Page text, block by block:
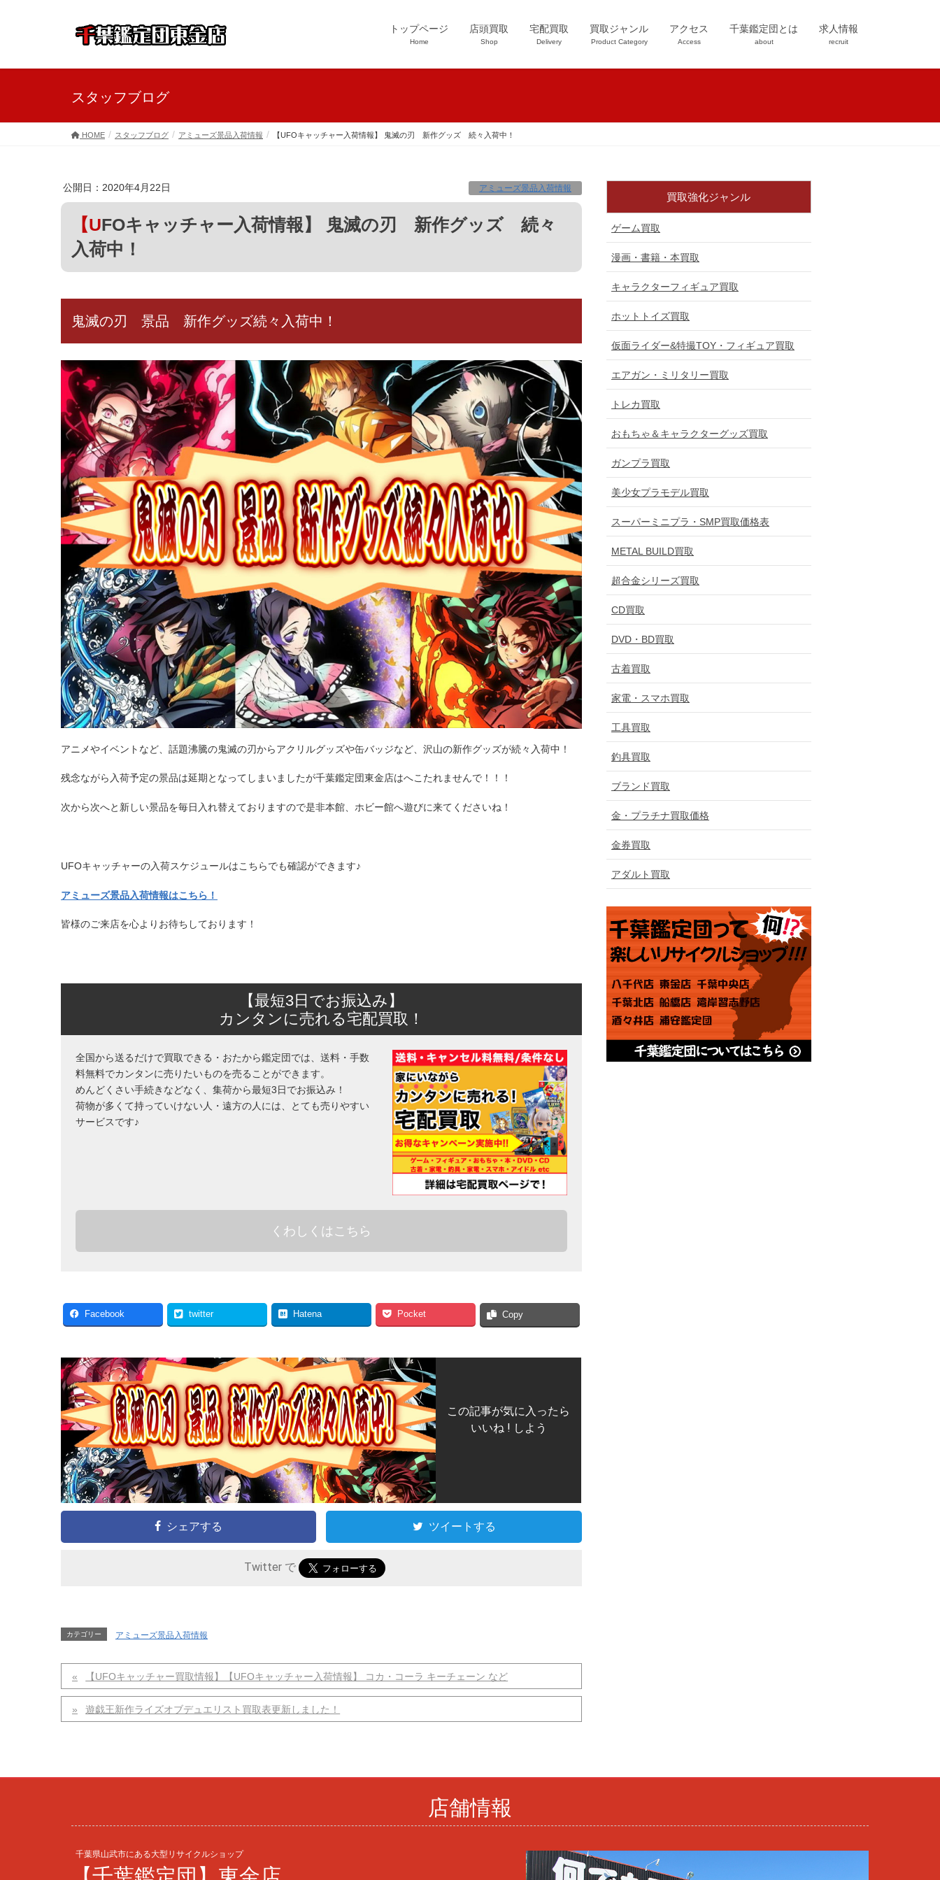
トップページ
Home
店頭買取
Shop
宅配買取
Delivery
買取ジャンル
Product Category
アクセス
Access
千葉鑑定団とは
about
求人情報
recruit
スタッフブログ
HOME スタッフブログ アミューズ景品入荷情報 【UFOキャッチャー入荷情報】 鬼滅の刃 新作グッズ 続々入荷中！
公開日：2020年4月22日 アミューズ景品入荷情報
【UFOキャッチャー入荷情報】 鬼滅の刃 新作グッズ 続々
入荷中！
鬼滅の刃 景品 新作グッズ続々入荷中！
アニメやイベントなど、話題沸騰の鬼滅の刃からアクリルグッズや缶バッジなど、沢山の新作グッズが続々入荷中！
残念ながら入荷予定の景品は延期となってしまいましたが千葉鑑定団東金店はへこたれませんで！！！
次から次へと新しい景品を毎日入れ替えておりますので是非本館、ホビー館へ遊びに来てくださいね！
UFOキャッチャーの入荷スケジュールはこちらでも確認ができます♪
アミューズ景品入荷情報はこちら！
皆様のご来店を心よりお待ちしております！
【最短3日でお振込み】
カンタンに売れる宅配買取！
全国から送るだけで買取できる・おたから鑑定団では、送料・手数
料無料でカンタンに売りたいものを売ることができます。
めんどくさい手続きなどなく、集荷から最短3日でお振込み！
荷物が多くて持っていけない人・遠方の人には、とても売りやすい
サービスです♪
くわしくはこちら
Facebook twitter Hatena Pocket Copy
この記事が気に入ったら
いいね ! しよう
シェアする ツイートする
Twitter で
カテゴリー アミューズ景品入荷情報
【UFOキャッチャー買取情報】【UFOキャッチャー入荷情報】 コカ・コーラ キーチェーン など
遊戯王新作ライズオブデュエリスト買取表更新しました！
買取強化ジャンル
ゲーム買取
漫画・書籍・本買取
キャラクターフィギュア買取
ホットトイズ買取
仮面ライダー&特撮TOY・フィギュア買取
エアガン・ミリタリー買取
トレカ買取
おもちゃ＆キャラクターグッズ買取
ガンプラ買取
美少女プラモデル買取
スーパーミニプラ・SMP買取価格表
METAL BUILD買取
超合金シリーズ買取
CD買取
DVD・BD買取
古着買取
家電・スマホ買取
工具買取
釣具買取
ブランド買取
金・プラチナ買取価格
金券買取
アダルト買取
店舗情報
千葉県山武市にある大型リサイクルショップ